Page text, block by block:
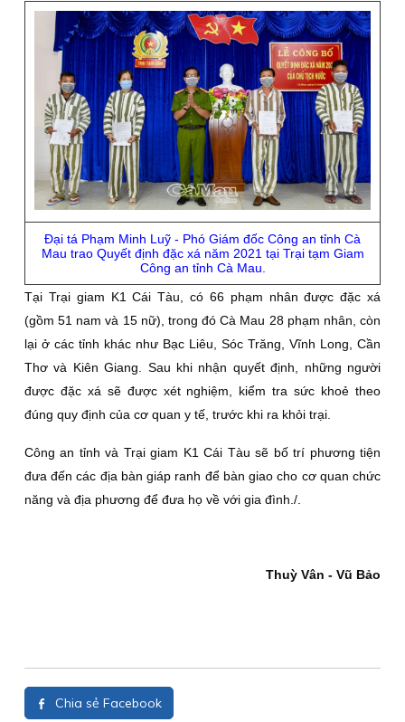
Đại tá Phạm Minh Luỹ - Phó Giám đốc Công an tỉnh Cà
Mau trao Quyết định đặc xá năm 2021 tại Trại tạm Giam
Công an tỉnh Cà Mau.
Tại Trại giam K1 Cái Tàu, có 66 phạm nhân được đặc xá
(gồm 51 nam và 15 nữ), trong đó Cà Mau 28 phạm nhân, còn
lại ở các tỉnh khác như Bạc Liêu, Sóc Trăng, Vĩnh Long, Cần
Thơ và Kiên Giang. Sau khi nhận quyết định, những người
được đặc xá sẽ được xét nghiệm, kiểm tra sức khoẻ theo
đúng quy định của cơ quan y tế, trước khi ra khỏi trại.
Công an tỉnh và Trại giam K1 Cái Tàu sẽ bố trí phương tiện
đưa đến các địa bàn giáp ranh để bàn giao cho cơ quan chức
năng và địa phương để đưa họ về với gia đình./.
Thuỳ Vân - Vũ Bảo
Chia sẻ Facebook